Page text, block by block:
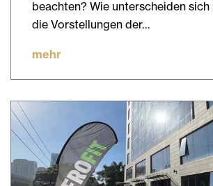
beachten? Wie unterscheiden
die Vorstellungen der…
mehr